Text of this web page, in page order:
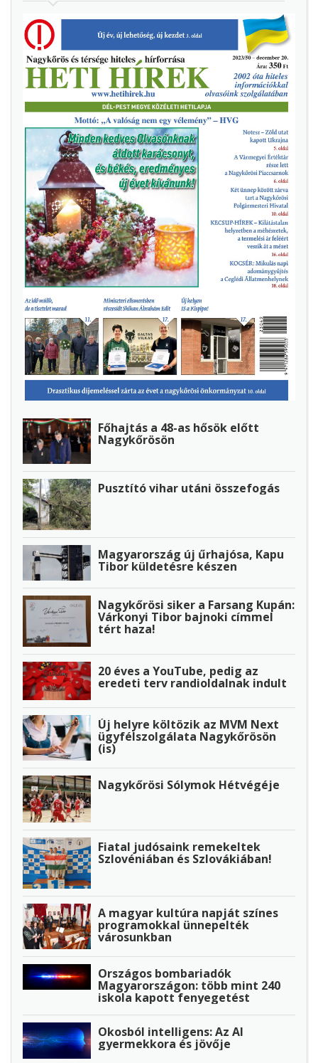
Főhajtás a 48-as hősök előtt
Nagykőrösön
Pusztító vihar utáni összefogás
Magyarország új űrhajósa, Kapu
Tibor küldetésre készen
Nagykőrösi siker a Farsang Kupán:
Várkonyi Tibor bajnoki címmel
tért haza!
20 éves a YouTube, pedig az
eredeti terv randioldalnak indult
Új helyre költözik az MVM Next
ügyfélszolgálata Nagykőrösön
(is)
Nagykőrösi Sólymok Hétvégéje
Fiatal judósaink remekeltek
Szlovéniában és Szlovákiában!
A magyar kultúra napját színes
programokkal ünnepelték
városunkban
Országos bombariadók
Magyarországon: több mint 240
iskola kapott fenyegetést
Okosból intelligens: Az AI
gyermekkora és jövője